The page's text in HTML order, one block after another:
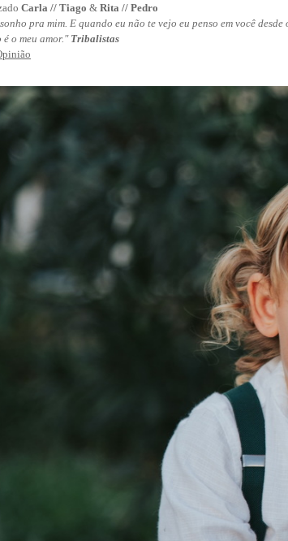
Carla // Tiago & Rita // Pedro
sonho pra mim. E quando eu não te vejo eu penso em você
o meu amor." Tribalistas